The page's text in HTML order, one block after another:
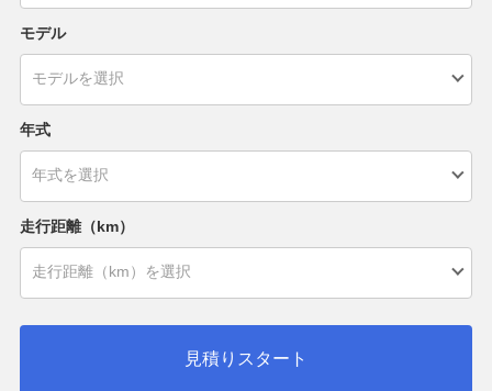
モデル
年式
走行距離（km）
見積りスタート